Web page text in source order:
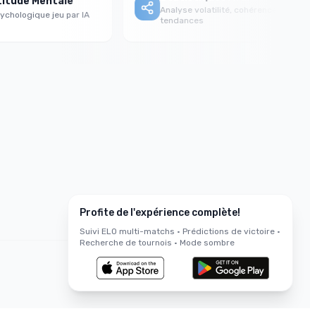
Profite de l'expérience complète!
Suivi ELO multi-matchs • Prédictions de victoire •
Recherche de tournois • Mode sombre
jeu par IA
Analyse volatilité, cohérence &
tendances